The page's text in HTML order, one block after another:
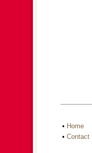
• Home
• Contact